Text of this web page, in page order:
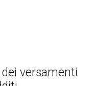
versamenti